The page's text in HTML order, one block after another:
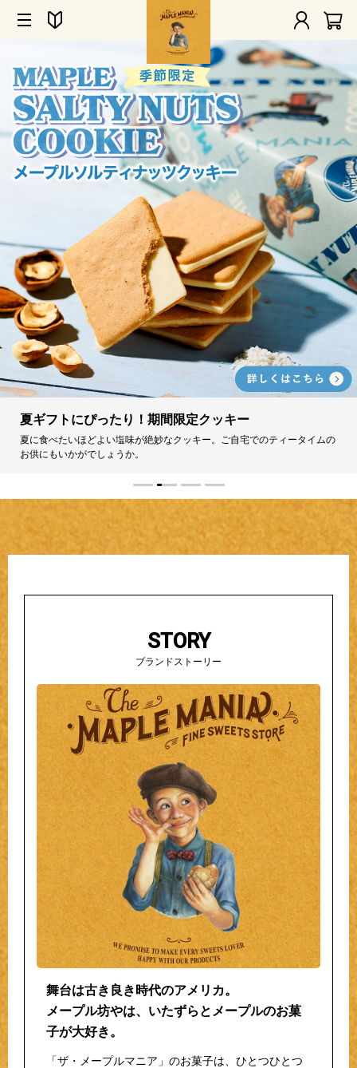
夏ギフトにぴったり！期間限定クッキー
夏に食べたいほどよい塩味が絶妙なクッキー。ご自宅でのティータイムの
お供にもいかがでしょうか。
STORY
ブランドストーリー
舞台は古き良き時代のアメリカ。
メープル坊やは、いたずらとメープルのお菓
子が大好き。
「ザ・メープルマニア」のお菓子は、ひとつひとつ